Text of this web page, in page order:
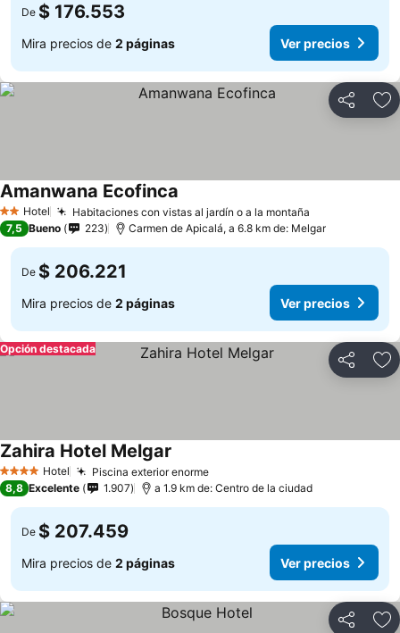
De $ 176.553
Mira precios de 2 páginas Ver precios
Compartir
2 Estrellas
Hotel Habitaciones con vistas al jardín o a la montaña
Amanwana Ecofinca
7,5 Bueno 223 Carmen de Apicalá, a 6.8 km de: Melgar
De $ 206.221
Mira precios de 2 páginas Ver precios
Compartir
Opción destacada
4 EstrellasHotel Piscina exterior enorme
Zahira Hotel Melgar
8,8 Excelente 1.907 a 1.9 km de: Centro de la ciudad
De $ 207.459
Mira precios de 2 páginas Ver precios
Compartir